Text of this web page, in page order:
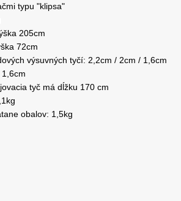
typu "klipsa"
205cm
72cm
výsuvných tyčí: 2,2cm / 2cm / 1,6cm
tyč má dĺžku 170 cm
obalov: 1,5kg